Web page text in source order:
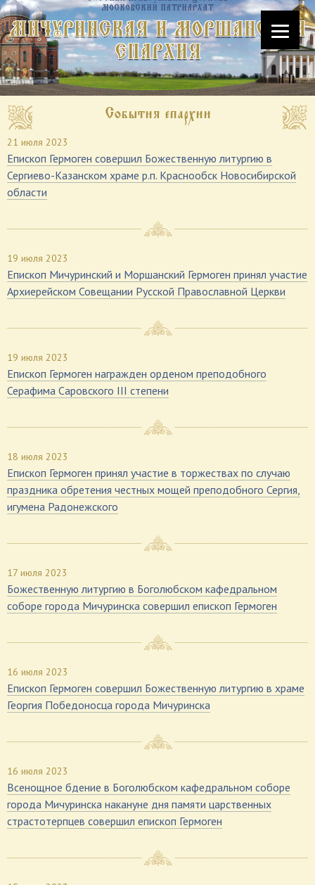
МОСКОВСКИЙ ПАТРИАРХАТ
МИЧУРИНСКАЯ И МОРШАНСКАЯ
ЕПАРХИЯ
События епархии
21 июля 2023
Епископ Гермоген совершил Божественную литургию в
Сергиево-Казанском храме р.п. Краснообск Новосибирской
области
19 июля 2023
Епископ Мичуринский и Моршанский Гермоген принял участие
Архиерейском Совещании Русской Православной Церкви
19 июля 2023
Епископ Гермоген награжден орденом преподобного
Серафима Саровского III степени
18 июля 2023
Епископ Гермоген принял участие в торжествах по случаю
праздника обретения честных мощей преподобного Сергия,
игумена Радонежского
17 июля 2023
Божественную литургию в Боголюбском кафедральном
соборе города Мичуринска совершил епископ Гермоген
16 июля 2023
Епископ Гермоген совершил Божественную литургию в храме
Георгия Победоносца города Мичуринска
16 июля 2023
Всенощное бдение в Боголюбском кафедральном соборе
города Мичуринска накануне дня памяти царственных
страстотерпцев совершил епископ Гермоген